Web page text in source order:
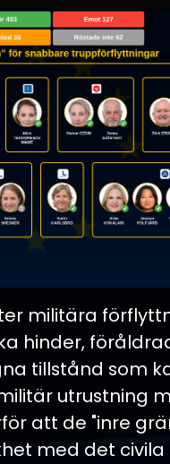
militära
hinder,
tillstånd som
utrustning
att de "inre
med det civila